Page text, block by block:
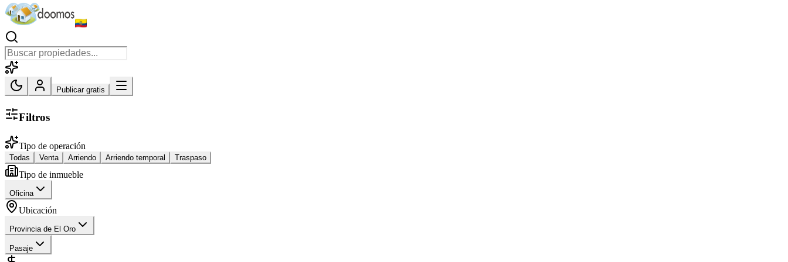
Publicar gratis
Filtros
Tipo de operación
Todas Venta Arriendo Arriendo temporal Traspaso
Tipo de inmueble
Oficina
Ubicación
Provincia de El Oro
Pasaje